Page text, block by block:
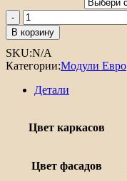
Количество
товара
Шкаф
нижний
с
мя
600
В корзину
SKU:N/A
Категории:Модули Евро
Детали
Цвет каркасов
Цвет фасадов